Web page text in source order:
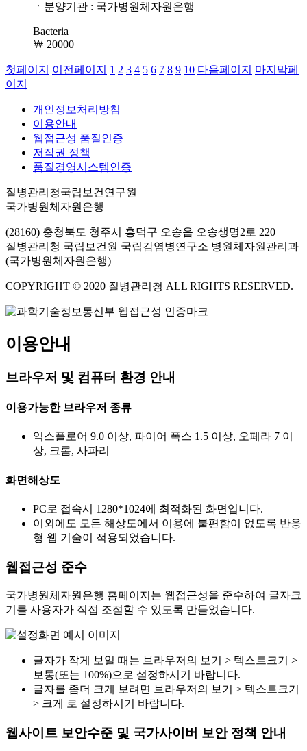
ㆍ분양기관 : 국가병원체자원은행
Bacteria
￦ 20000
첫페이지 이전페이지 1 2 3 4 5 6 7 8 9 10 다음페이지
마지막페
이지
개인정보처리방침
이용안내
웹접근성 품질인증
저작권 정책
품질경영시스템인증
질병관리청국립보건연구원
국가병원체자원은행
(28160) 충청북도 청주시 흥덕구 오송읍 오송생명2로 220
질병관리청 국립보건원 국립감염병연구소 병원체자원관리과
(국가병원체자원은행)
COPYRIGHT © 2020 질병관리청 ALL RIGHTS RESERVED.
이용안내
브라우저 및 컴퓨터 환경 안내
이용가능한 브라우저 종류
익스플로어 9.0 이상, 파이어 폭스 1.5 이상, 오페라 7 이
상, 크롬, 사파리
화면해상도
PC로 접속시 1280*1024에 최적화된 화면입니다.
이외에도 모든 해상도에서 이용에 불편함이 없도록 반응
형 웹 기술이 적용되었습니다.
웹접근성 준수
국가병원체자원은행 홈페이지는 웹접근성을 준수하여 글자크
기를 사용자가 직접 조절할 수 있도록 만들었습니다.
글자가 작게 보일 때는 브라우저의 보기 > 텍스트크기 >
보통(또는 100%)으로 설정하시기 바랍니다.
글자를 좀더 크게 보려면 브라우저의 보기 > 텍스트크기
> 크게 로 설정하시기 바랍니다.
웹사이트 보안수준 및 국가사이버 보안 정책 안내